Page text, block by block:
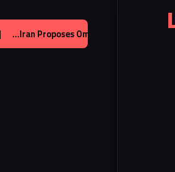
صواريخ باتريوت | عالم:of Strait...